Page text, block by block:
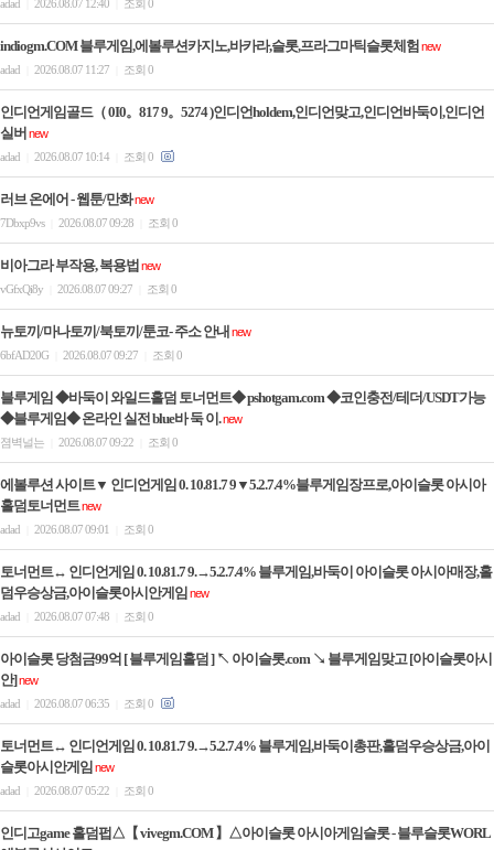
adad
2026.08.07 12:40 조회 0
indiogm.COM 블루게임,에볼루션카지노,바카라,슬롯,프라그마틱슬롯체험 new
adad
2026.08.07 11:27 조회 0
인디언게임골드（ 0I0。817 9。5274 )인디언holdem,인디언맞고,인디언바둑이,인디언
실버 new
adad
2026.08.07 10:14 조회 0
러브 온에어 - 웹툰/만화new
7Dbxp9vs
2026.08.07 09:28 조회 0
비아그라 부작용, 복용법 new
vGfxQi8y
2026.08.07 09:27 조회 0
뉴토끼/마나토끼/북토끼/툰코- 주소 안내 new
6bfAD20G
2026.08.07 09:27 조회 0
블루게임 ◆바둑이 와일드홀덤 토너먼트◆ pshotgam.com ◆코인충전/테더/USDT가능
◆블루게임◆ 온라인 실전 blue바 둑 이.new
졈벽널는
2026.08.07 09:22 조회 0
에볼루션 사이트▼ 인디언게임 0. 10.81.7 9▼5.2.7.4%블루게임장프로,아이슬롯 아시아
홀덤토너먼트new
adad
2026.08.07 09:01 조회 0
토너먼트↔ 인디언게임 0. 10.81.7 9.→5.2.7.4% 블루게임,바둑이 아이슬롯 아시아매장,홀
덤우승상금,아이슬롯아시안게임 new
adad
2026.08.07 07:48 조회 0
아이슬롯 당첨금99억 [ 블루게임홀덤 ] ↖ 아이슬롯.com ↘ 블루게임맞고 [아이슬롯아시
안]new
adad
2026.08.07 06:35 조회 0
토너먼트↔ 인디언게임 0. 10.81.7 9.→5.2.7.4% 블루게임,바둑이총판,홀덤우승상금,아이
슬롯아시안게임 new
adad
2026.08.07 05:22 조회 0
인디­고game 홀­덤펍△【 vivegm.COM 】△아이슬롯 아시아게임슬­롯 - 블루슬­롯WORL